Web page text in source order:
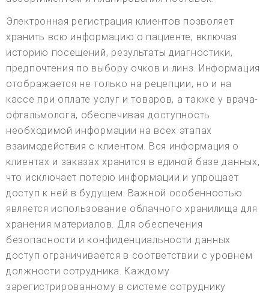
Электронная регистрация клиентов позволяет
хранить всю информацию о пациенте, включая
историю посещений, результаты диагностики,
предпочтения по выбору очков и линз. Информация
отображается не только на рецепции, но и на
кассе при оплате услуг и товаров, а также у врача-
офтальмолога, обеспечивая доступность
необходимой информации на всех этапах
взаимодействия с клиентом. Вся информация о
клиентах и заказах хранится в единой базе данных,
что исключает потерю информации и упрощает
доступ к ней в будущем. Важной особенностью
является использование облачного хранилища для
хранения материалов. Для обеспечения
безопасности и конфиденциальности данных
доступ ограничивается в соответствии с уровнем
должности сотрудника. Каждому
зарегистрированному в системе сотруднику